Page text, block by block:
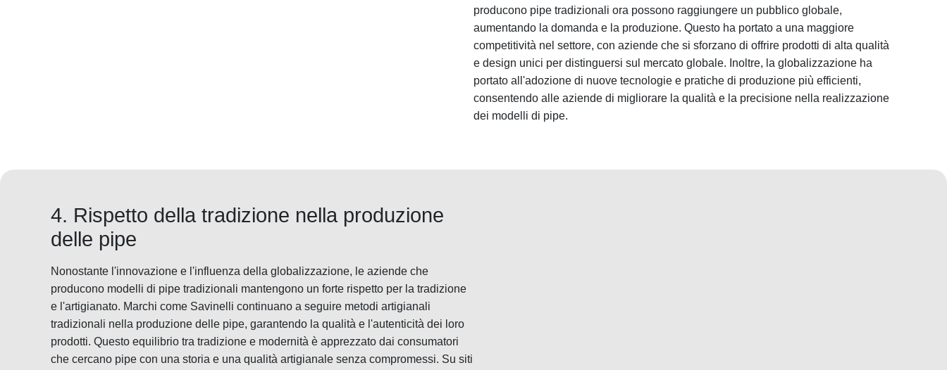
producono pipe tradizionali ora possono raggiungere un pubblico globale,
aumentando la domanda e la produzione. Questo ha portato a una maggiore
competitività nel settore, con aziende che si sforzano di offrire prodotti di alta qualità
e design unici per distinguersi sul mercato globale. Inoltre, la globalizzazione ha
portato all'adozione di nuove tecnologie e pratiche di produzione più efficienti,
consentendo alle aziende di migliorare la qualità e la precisione nella realizzazione
dei modelli di pipe.
4. Rispetto della tradizione nella produzione
delle pipe
Nonostante l'innovazione e l'influenza della globalizzazione, le aziende che
producono modelli di pipe tradizionali mantengono un forte rispetto per la tradizione
e l'artigianato. Marchi come Savinelli continuano a seguire metodi artigianali
tradizionali nella produzione delle pipe, garantendo la qualità e l'autenticità dei loro
prodotti. Questo equilibrio tra tradizione e modernità è apprezzato dai consumatori
che cercano pipe con una storia e una qualità artigianale senza compromessi. Su siti